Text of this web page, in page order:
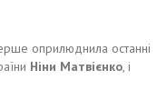
оприлюднила останні
Ніни Матвієнко , і